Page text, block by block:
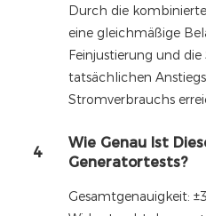
Durch die
eine gleichmäßige
Feinjustierung und
tatsächlichen
Stromverbrauchs
4
Wie Genau Ist
Generatortests?
Gesamtgenauigkeit: